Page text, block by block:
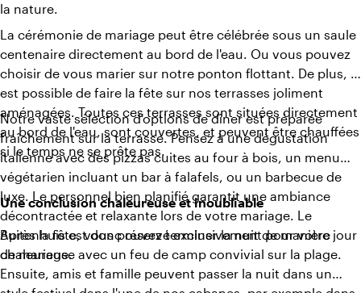
la nature.
La cérémonie de mariage peut être célébrée sous un saule
centenaire directement au bord de l'eau. Ou vous pouvez
choisir de vous marier sur notre ponton flottant. De plus, il
est possible de faire la fête sur nos terrasses joliment
aménagées. Toutes ces terrasses sont situées directement
au bord de l'eau, sont couvertes, et peuvent être chauffées
si le temps ne se prête pas.
Notre vaste sélection d'options de dîner est préparée
fraîchement sur la terrasse. Pensez à une dégustation
italienne avec des pizzas cuites au four à bois, un menu
végétarien incluant un bar à falafels, ou un barbecue de
luxe. Le personnel bien planifié garantit une ambiance
décontractée et relaxante lors de votre mariage. Le
Buitenhuis est donc réservé exclusivement pour votre jour
de mariage.
Une conclusion chaleureuse et inoubliable
Après la fête, vous pouvez terminer la nuit de manière
chaleureuse avec un feu de camp convivial sur la plage.
Ensuite, amis et famille peuvent passer la nuit dans un